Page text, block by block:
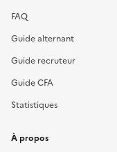
FAQ
Guide alternant
Guide recruteur
Guide CFA
Statistiques
À propos